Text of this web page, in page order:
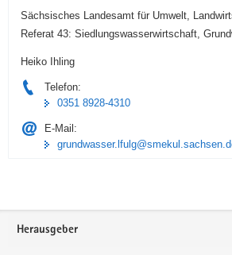
Sächsisches Landesamt für Umwelt,
Referat 43: Siedlungswasserwirtschaft,
Heiko Ihling
Telefon:
0351 8928-4310
E-Mail:
Footer-
Herausgeber